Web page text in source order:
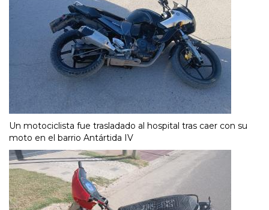
Un motociclista fue trasladado al hospital tras caer con su
moto en el barrio Antártida IV